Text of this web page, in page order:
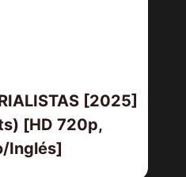
[2025]
[HD 720p,
Inglés]